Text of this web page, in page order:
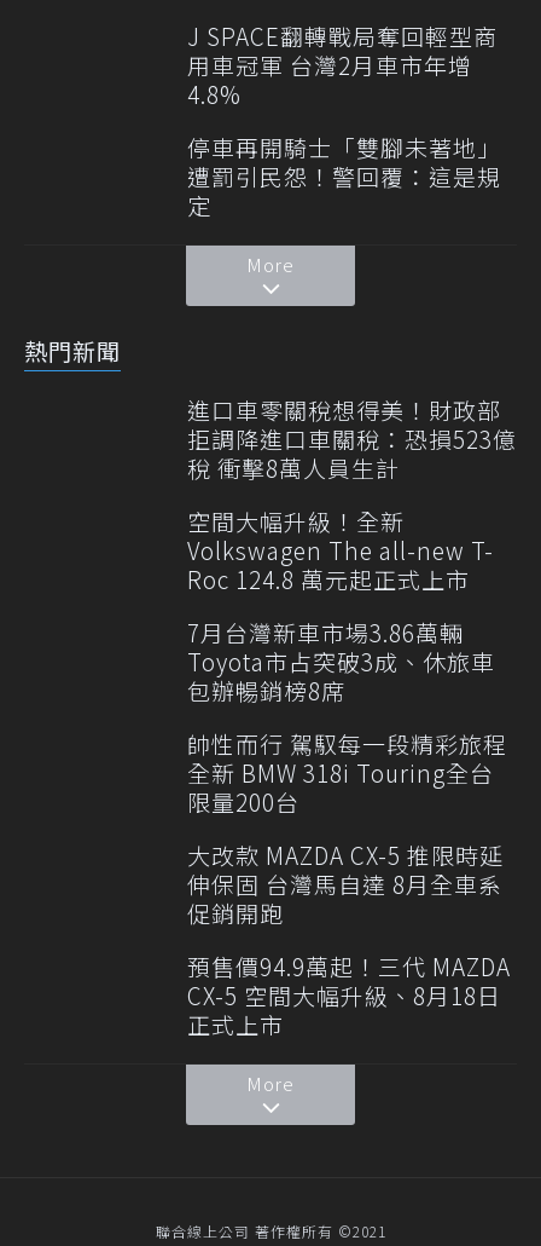
J SPACE翻轉戰局奪回輕型商
用車冠軍 台灣2月車市年增
4.8%
停車再開騎士「雙腳未著地」
遭罰引民怨！警回覆：這是規
定
More
熱門新聞
進口車零關稅想得美！財政部
拒調降進口車關稅：恐損523億
稅 衝擊8萬人員生計
空間大幅升級！全新
Volkswagen The all-new T-
Roc 124.8 萬元起正式上市
7月台灣新車市場3.86萬輛
Toyota市占突破3成、休旅車
包辦暢銷榜8席
帥性而行 駕馭每一段精彩旅程
全新 BMW 318i Touring全台
限量200台
大改款 MAZDA CX-5 推限時延
伸保固 台灣馬自達 8月全車系
促銷開跑
預售價94.9萬起！三代 MAZDA
CX-5 空間大幅升級、8月18日
正式上市
More
聯合線上公司 著作權所有 ©2021